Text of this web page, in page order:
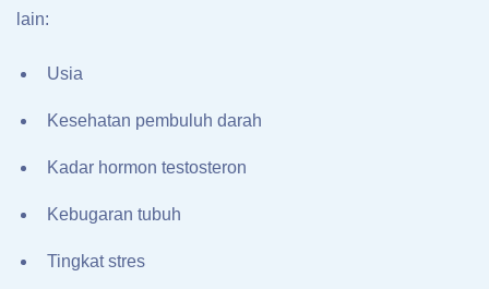
lain:
Usia
Kesehatan pembuluh darah
Kadar hormon testosteron
Kebugaran tubuh
Tingkat stres